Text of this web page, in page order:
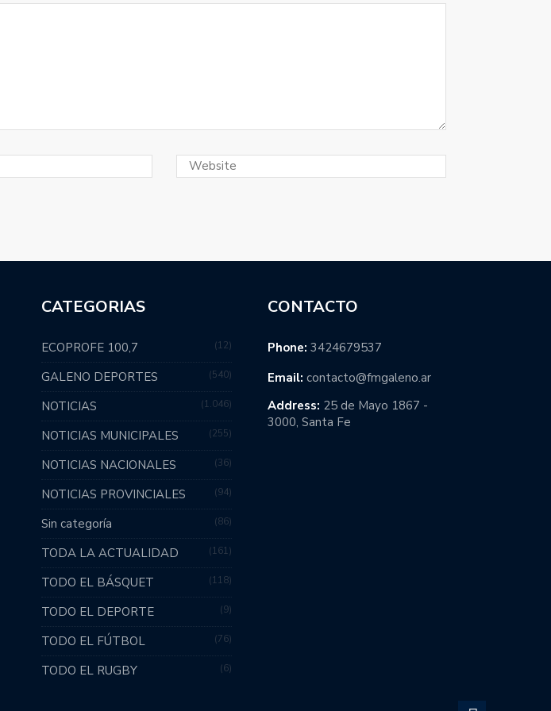
CATEGORIAS
ECOPROFE 100,7 12
GALENO DEPORTES 540
NOTICIAS 1.046
NOTICIAS MUNICIPALES 255
NOTICIAS NACIONALES 36
NOTICIAS PROVINCIALES 94
Sin categoría 86
TODA LA ACTUALIDAD 161
TODO EL BÁSQUET 118
TODO EL DEPORTE 9
TODO EL FÚTBOL 76
TODO EL RUGBY 6
CONTACTO
Phone: 3424679537
Email: contacto@fmgaleno.ar
Address: 25 de Mayo 1867 -
3000, Santa Fe